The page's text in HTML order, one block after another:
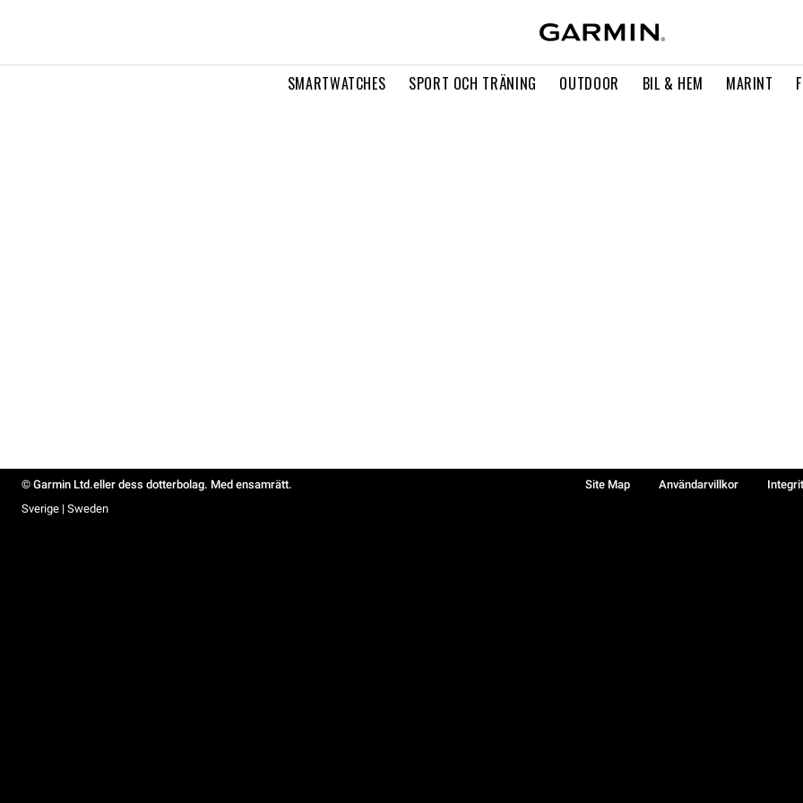
SMARTWATCHES SPORT OCH TRÄNING OUTDOOR BIL & HEM MARINT
© Garmin Ltd.eller dess dotterbolag. Med ensamrätt. Site Map Användarvillkor
Sverige | Sweden